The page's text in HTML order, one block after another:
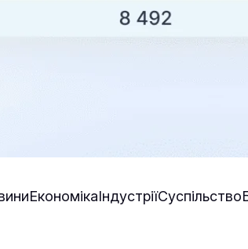
ЕкономікаІндустріїСуспільство